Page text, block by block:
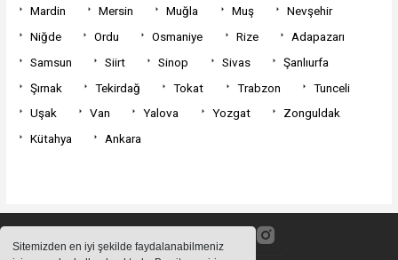
Sitemizden en iyi şekilde faydalanabilmeniz
Mardin
Mersin Muğla Muş
Nevşehir
Niğde
Ordu Osmaniye Rize
Adapazarı
Samsun
Siirt Sinop Sivas
Şanlıurfa
Şırnak
Tekirdağ Tokat Trabzon
Tunceli
Uşak
Van Yalova Yozgat
Zonguldak
Kütahya
Ankara